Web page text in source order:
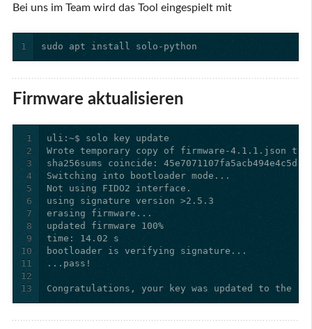
Bei uns im Team wird das Tool eingespielt mit
1 sudo apt install solo-python
Firmware aktualisieren
1
2
3
4
5
6
7
8
9
10
11
12
13
Congratulations, your key was updated to the